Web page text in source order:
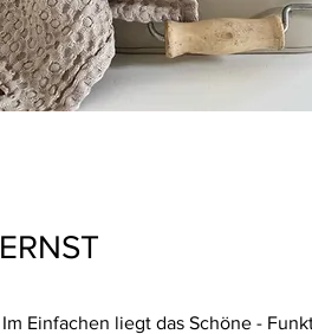
ERNST
Im Einfachen liegt das Schöne -